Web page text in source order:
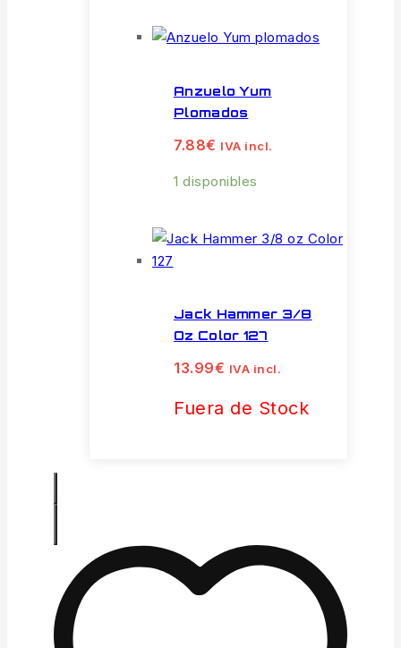
Anzuelo Yum
Plomados
7.88€ IVA incl.
1 disponibles
Jack Hammer 3/8
Oz Color 127
13.99€ IVA incl.
Fuera de Stock